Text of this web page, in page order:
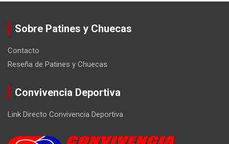
Sobre Patines y Chuecas
Contacto
Reseña de Patines y Chuecas
Convivencia Deportiva
Link Directo Convivencia Deportiva